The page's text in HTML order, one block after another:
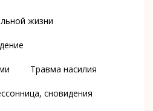
жизни
Травма насилия
сновидения